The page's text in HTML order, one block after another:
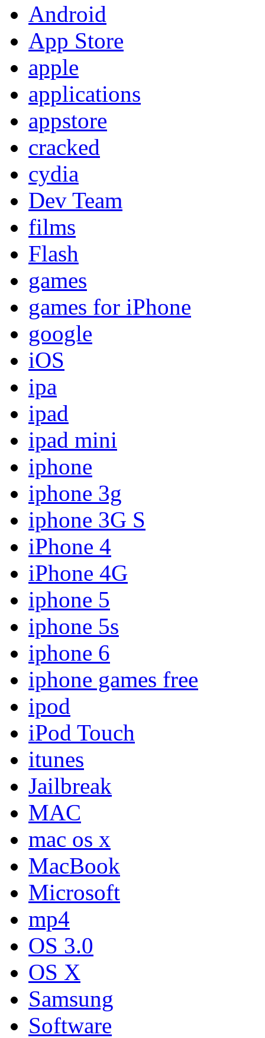
Android
App Store
apple
applications
appstore
cracked
cydia
Dev Team
films
Flash
games
games for iPhone
google
iOS
ipa
ipad
ipad mini
iphone
iphone 3g
iphone 3G S
iPhone 4
iPhone 4G
iphone 5
iphone 5s
iphone 6
iphone games free
ipod
iPod Touch
itunes
Jailbreak
MAC
mac os x
MacBook
Microsoft
mp4
OS 3.0
OS X
Samsung
Software